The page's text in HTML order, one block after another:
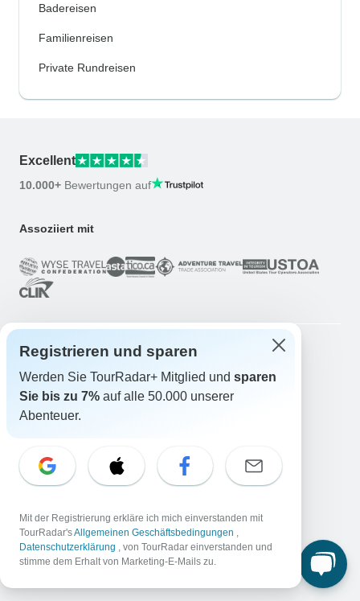
Badereisen
Familienreisen
Private Rundreisen
Excellent
10.000+ Bewertungen auf
Assoziiert mit
Über uns
Karriere
Jetzt bewerben!
Abenteuer gewinnen Jetzt mitmachen!
Nach Ihrer Buchung
Stornorichtlinien
Registrieren und sparen
Werden Sie TourRadar+ Mitglied und sparen
Sie bis zu 7% auf alle 50.000 unserer
Abenteuer.
Mit der Registrierung erkläre ich mich einverstanden mit
TourRadar'sAllgemeinen Geschäftsbedingungen ,
Datenschutzerklärung , von TourRadar einverstanden und
stimme dem Erhalt von Marketing-E-Mails zu.